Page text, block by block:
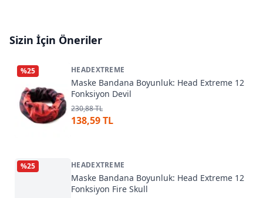
Sizin İçin Öneriler
%25 HEADEXTREME
Maske Bandana Boyunluk: Head Extreme 12
Fonksiyon Devil
230,88 TL
138,59 TL
%25 HEADEXTREME
Maske Bandana Boyunluk: Head Extreme 12
Fonksiyon Fire Skull